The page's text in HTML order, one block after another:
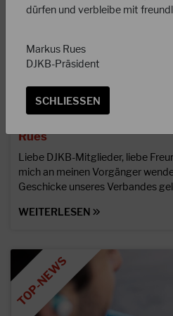
31.08.2023
Rues
Liebe DJKB-Mitglieder, liebe
mich an meinen Vorgänger
Geschicke unseres Verbandes
WEITERLESEN
dürfen und verbleibe mit
Markus Rues
DJKB-Präsident
SCHLIESSEN